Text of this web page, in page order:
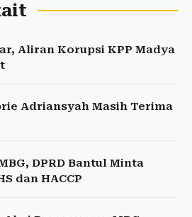
Aliran Korupsi KPP Madya
Adriansyah Masih Terima
DPRD Bantul Minta
dan HACCP